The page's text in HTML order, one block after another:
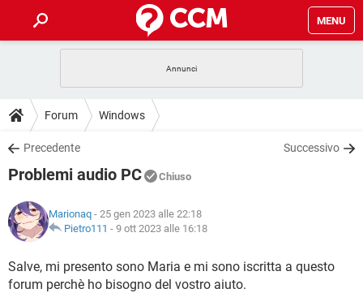
MENU
INTRATTENIMENTO
iOS
INSTAGRAM
TIKTOK
HARDWARE
GUIDE
COVID-19
INSTAGRAM WHATSAPP
TIKTOK
HARDWARE
DOWNLOAD
COVID-19
INTRATTENIMENTO
iOS WINDOWS 10
TIKTOK FACEBOOK
COVID-19 GAMING
INTRATTENIMENTO
iOS WINDOWS 10
GLOSSARIO
INTRATTENIMENTO ANDROID
Forum Windows
Precedente Successivo
Problemi audio PC Chiuso
Marionaq - 25 gen 2023 alle 22:18
Pietro111 - 9 ott 2023 alle 16:18
Salve, mi presento sono Maria e mi sono iscritta a questo
forum perchè ho bisogno del vostro aiuto.